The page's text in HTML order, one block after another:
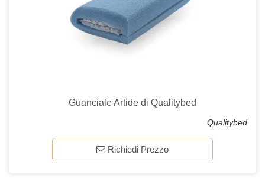
Guanciale Artide di Qualitybed
Qualitybed
Richiedi Prezzo